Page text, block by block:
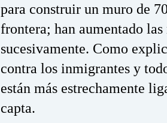
para construir un muro de
frontera; han aumentado
sucesivamente. Como
contra los inmigrantes y
están más estrechamente
capta.